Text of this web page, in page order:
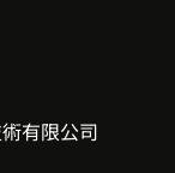
有限公司